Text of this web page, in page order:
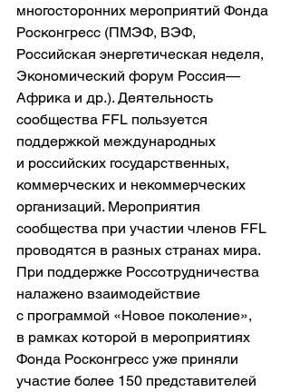
многосторонних мероприятий Фонда
Росконгресс (ПМЭФ, ВЭФ,
Российская энергетическая неделя,
Экономический форум Россия—
Африка и др.). Деятельность
сообщества FFL пользуется
поддержкой международных
и российских государственных,
коммерческих и некоммерческих
организаций. Мероприятия
сообщества при участии членов FFL
проводятся в разных странах мира.
При поддержке Россотрудничества
налажено взаимодействие
с программой «Новое поколение»,
в рамках которой в мероприятиях
Фонда Росконгресс уже приняли
участие более 150 представителей